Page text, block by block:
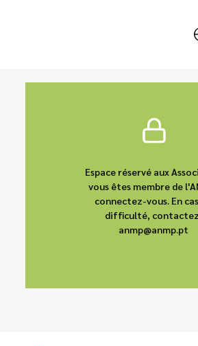
Espace réservé aux
vous êtes membre de
connectez-vous. En
difficulté,
anmp@anmp.pt